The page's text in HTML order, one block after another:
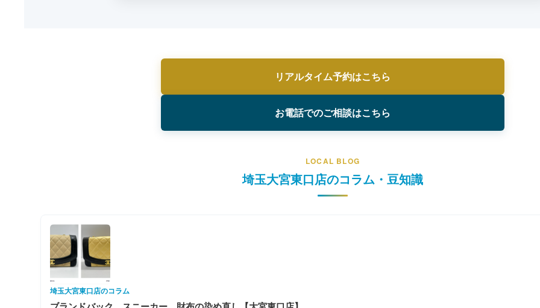
リアルタイム予約はこちら
お電話でのご相談はこちら
LOCAL BLOG
埼玉大宮東口店のコラム・豆知識
埼玉大宮東口店のコラム